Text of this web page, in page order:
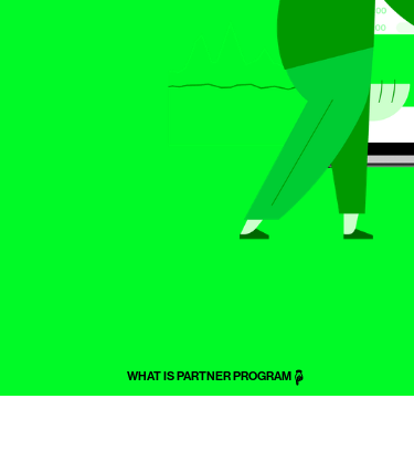
WHAT IS PARTNER PROGRAM ☝️